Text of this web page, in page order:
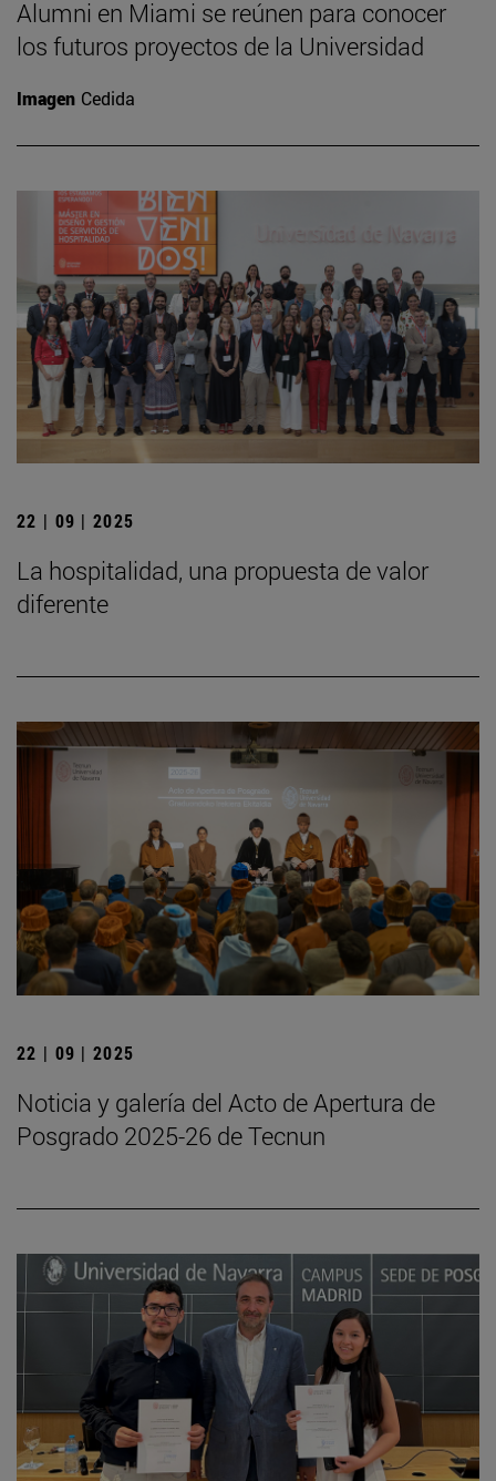
Alumni en Miami se reúnen para conocer
los futuros proyectos de la Universidad
Imagen Cedida
22 | 09 | 2025
La hospitalidad, una propuesta de valor
diferente
22 | 09 | 2025
Noticia y galería del Acto de Apertura de
Posgrado 2025-26 de Tecnun